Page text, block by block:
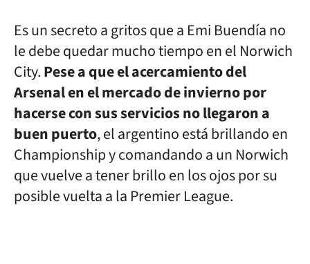
Es un secreto a gritos que a Emi Buendía no
le debe quedar mucho tiempo en el Norwich
City.Pese a que el acercamiento del
Arsenal en el mercado de invierno por
hacerse con sus servicios no llegaron a
buen puerto, el argentino está brillando en
Championship y comandando a un Norwich
que vuelve a tener brillo en los ojos por su
posible vuelta a la Premier League.